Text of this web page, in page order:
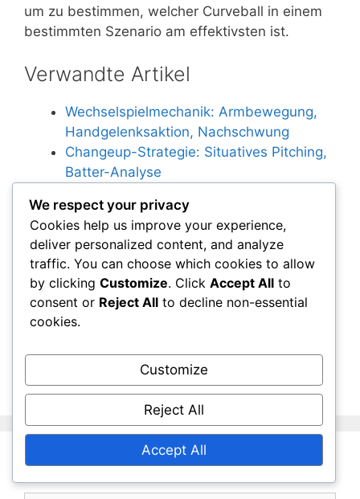
um zu bestimmen, welcher Curveball in einem
bestimmten Szenario am effektivsten ist.
Verwandte Artikel
Wechselspielmechanik: Armbewegung,
Handgelenksaktion, Nachschwung
Changeup-Strategie: Situatives Pitching,
Batter-Analyse
Einfluss auf den Schlagmann
Categories
Kurvenbälle im Baseball
Curveball-Training: Übungen,
Trainingsmethoden, Effektivität
Curveball-Variationen: Typen, Verwendung,
Leave a Comment
We respect your privacy
Cookies help us improve your experience,
deliver personalized content, and analyze
traffic. You can choose which cookies to allow
by clicking Customize. Click Accept All to
consent or Reject All to decline non-essential
cookies.
Customize
Reject All
Accept All